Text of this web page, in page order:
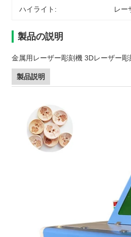
ハイライト: レー
製品の説明
金属用レーザー彫刻機 3Dレーザー
製品説明